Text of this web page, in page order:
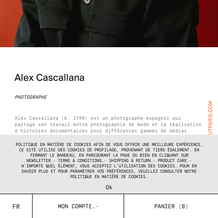
Alex Cascallana
PHOTOGRAPHE
Alex Cascallana [b. 1990] est un photographe espagnol qui
partage son travail entre photographie de mode et la réalisation
d’histoires documentaires pour différentes gammes de médias
cinématographique en considérant la lumière comme fil conducteur.
Publications et clients: Télévision Magazine, Loewe, Wallpaper*,
The New York Style Magazine or Sleek Magazine.
MON COMPTE.- PANIER (0)
POLITIQUE EN MATIÈRE DE COOKIES AFIN DE VOUS OFFRIR UNE MEILLEURE EXPÉRIENCE,
CE SITE UTILISE DES COOKIES DE PROFILAGE, PROVENANT DE TIERS ÉGALEMENT. EN
FERMANT LE BANDEAU, EN PARCOURANT LA PAGE OU BIEN EN CLIQUANT SUR
NEWSLETTER.- TERMS & CONDITIONS.- SHIPPING & RETURN.- PRODUCT CARE.-
N’IMPORTE QUEL ÉLÉMENT, VOUS ACCEPTEZ L’UTILISATION DES COOKIES. POUR EN
SAVOIR PLUS ET POUR PARAMÉTRER VOS PRÉFÉRENCES, VEUILLEZ CONSULTER NOTRE
POLITIQUE EN MATIÈRE DE COOKIES.
Ok